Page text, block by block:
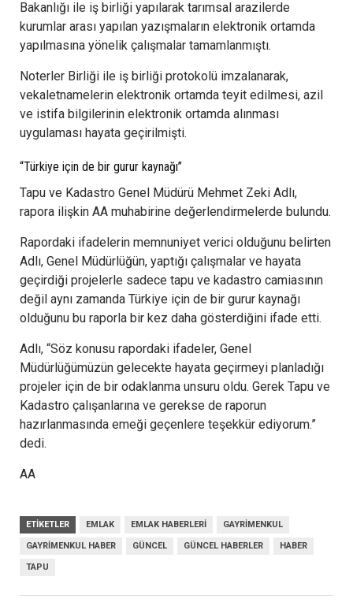
Bakanlığı ile iş birliği yapılarak tarımsal arazilerde
kurumlar arası yapılan yazışmaların elektronik ortamda
yapılmasına yönelik çalışmalar tamamlanmıştı.
Noterler Birliği ile iş birliği protokolü imzalanarak,
vekaletnamelerin elektronik ortamda teyit edilmesi, azil
ve istifa bilgilerinin elektronik ortamda alınması
uygulaması hayata geçirilmişti.
“Türkiye için de bir gurur kaynağı”
Tapu ve Kadastro Genel Müdürü Mehmet Zeki Adlı,
rapora ilişkin AA muhabirine değerlendirmelerde bulundu.
Rapordaki ifadelerin memnuniyet verici olduğunu belirten
Adlı, Genel Müdürlüğün, yaptığı çalışmalar ve hayata
geçirdiği projelerle sadece tapu ve kadastro camiasının
değil aynı zamanda Türkiye için de bir gurur kaynağı
olduğunu bu raporla bir kez daha gösterdiğini ifade etti.
Adlı, “Söz konusu rapordaki ifadeler, Genel
Müdürlüğümüzün gelecekte hayata geçirmeyi planladığı
projeler için de bir odaklanma unsuru oldu. Gerek Tapu ve
Kadastro çalışanlarına ve gerekse de raporun
hazırlanmasında emeği geçenlere teşekkür ediyorum.”
dedi.
AA
ETIKETLER EMLAK EMLAK HABERLERI GAYRIMENKUL
GAYRIMENKUL HABER GÜNCEL GÜNCEL HABERLER HABER
TAPU